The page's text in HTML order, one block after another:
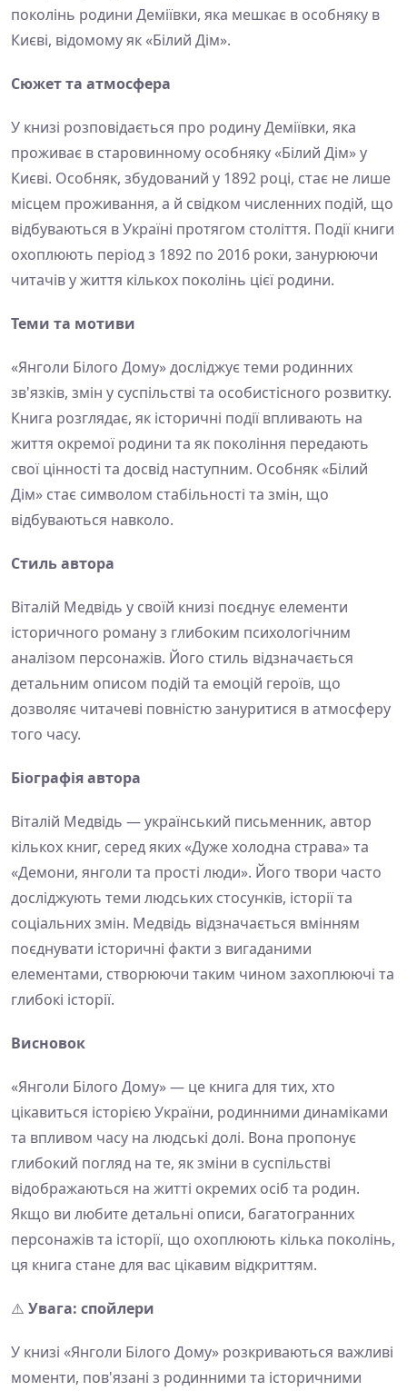
поколінь родини Деміївки, яка мешкає в особняку в
Києві, відомому як «Білий Дім».
Сюжет та атмосфера
У книзі розповідається про родину Деміївки, яка
проживає в старовинному особняку «Білий Дім» у
Києві. Особняк, збудований у 1892 році, стає не лише
місцем проживання, а й свідком численних подій, що
відбуваються в Україні протягом століття. Події книги
охоплюють період з 1892 по 2016 роки, занурюючи
читачів у життя кількох поколінь цієї родини.
Теми та мотиви
«Янголи Білого Дому» досліджує теми родинних
зв'язків, змін у суспільстві та особистісного розвитку.
Книга розглядає, як історичні події впливають на
життя окремої родини та як покоління передають
свої цінності та досвід наступним. Особняк «Білий
Дім» стає символом стабільності та змін, що
відбуваються навколо.
Стиль автора
Віталій Медвідь у своїй книзі поєднує елементи
історичного роману з глибоким психологічним
аналізом персонажів. Його стиль відзначається
детальним описом подій та емоцій героїв, що
дозволяє читачеві повністю зануритися в атмосферу
того часу.
Біографія автора
Віталій Медвідь — український письменник, автор
кількох книг, серед яких «Дуже холодна страва» та
«Демони, янголи та прості люди». Його твори часто
досліджують теми людських стосунків, історії та
соціальних змін. Медвідь відзначається вмінням
поєднувати історичні факти з вигаданими
елементами, створюючи таким чином захоплюючі та
глибокі історії.
Висновок
«Янголи Білого Дому» — це книга для тих, хто
цікавиться історією України, родинними динаміками
та впливом часу на людські долі. Вона пропонує
глибокий погляд на те, як зміни в суспільстві
відображаються на житті окремих осіб та родин.
Якщо ви любите детальні описи, багатогранних
персонажів та історії, що охоплюють кілька поколінь,
ця книга стане для вас цікавим відкриттям.
⚠️ Увага: спойлери
У книзі «Янголи Білого Дому» розкриваються важливі
моменти, пов'язані з родинними та історичними